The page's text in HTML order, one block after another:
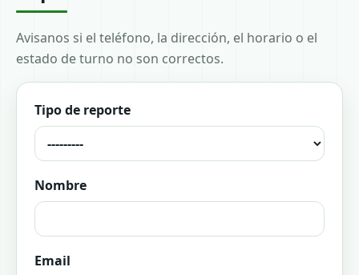
Avisanos si el teléfono, la dirección, el horario o el
estado de turno no son correctos.
Tipo de reporte
Nombre
Email